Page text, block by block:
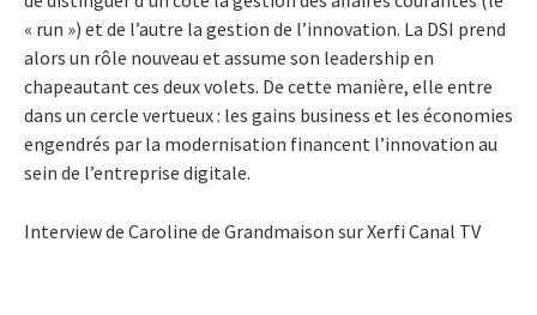
« run ») et de l’autre la gestion de l’innovation. La DSI prend
alors un rôle nouveau et assume son leadership en
chapeautant ces deux volets. De cette manière, elle entre
dans un cercle vertueux : les gains business et les économies
engendrés par la modernisation financent l’innovation au
sein de l’entreprise digitale.
Interview de Caroline de Grandmaison sur Xerfi Canal TV